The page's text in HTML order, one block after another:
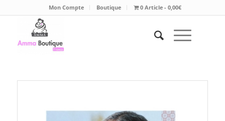
Mon Compte Boutique 0 Article 0,00€